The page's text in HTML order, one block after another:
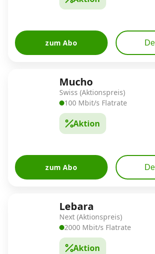
zum Abo
Mucho
Swiss (Aktionspreis)
100 Mbit/s Flatrate
Aktion
zum Abo
Lebara
Next (Aktionspreis)
2000 Mbit/s Flatrate
Aktion